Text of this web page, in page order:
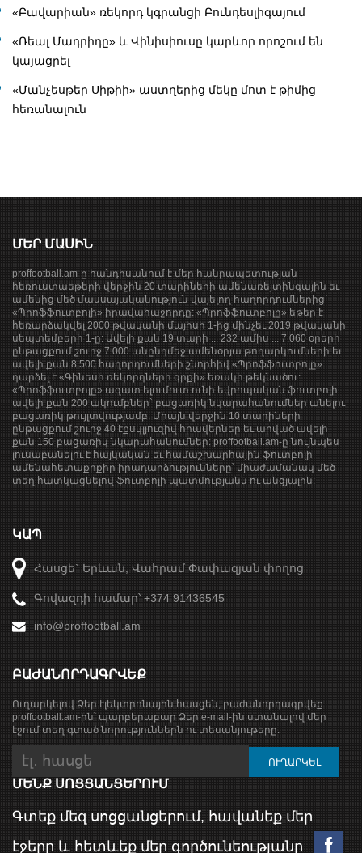
«Բավարիան» ռեկորդ կգրանցի Բունդեսլիգայում
«Ռեալ Մադրիդը» և Վինիսիուսը կարևոր որոշում են
կայացրել
«Մանչեսթեր Սիթիի» աստղերից մեկը մոտ է թիմից
հեռանալուն
ՄԵՐ ՄԱՍԻՆ
proffootball.am-ը հանդիսանում է մեր հանրապետության
հեռուստաեթերի վերջին 20 տարիների ամենառեյտինգային եւ
ամենից մեծ մասսայականություն վայելող հաղորդումներից՝
«Պրոֆֆուտբոլի» իրավահաջորդը: «Պրոֆֆուտբոլը» եթեր է
հեռարձակվել 2000 թվականի մայիսի 1-ից մինչեւ 2019 թվականի
սեպտեմբերի 1-ը: Ավելի քան 19 տարի ... 232 ամիս ... 7.060 օրերի
ընթացքում շուրջ 7.000 անընդմեջ ամենօրյա թողարկումների եւ
ավելի քան 8.500 հաղորդումների շնորհիվ «Պրոֆֆուտբոլը»
դարձել է «Գինեսի ռեկորդների գրքի» եռակի թեկնածու:
«Պրոֆֆուտբոլը» ազատ ելումուտ ունի եվրոպական ֆուտբոլի
ավելի քան 200 ակումբներ` բացառիկ նկարահանումներ անելու
բացառիկ թույլտվությամբ: Միայն վերջին 10 տարիների
ընթացքում շուրջ 40 էքսկլյուզիվ հրավերներ եւ արված ավելի
քան 150 բացառիկ նկարահանումներ: proffootball.am-ը նույնպես
լուսաբանելու է հայկական եւ համաշխարհային ֆուտբոլի
ամենահետաքրքիր իրադարձությունները՝ միաժամանակ մեծ
տեղ հատկացնելով ֆուտբոլի պատմությանն ու անցյալին:
ԿԱՊ
Հասցե` Երևան, Վահրամ Փափազյան փողոց
Գովազդի համար՝ +374 91436545
info@proffootball.am
ԲԱԺԱՆՈՐԴԱԳՐՎԵՔ
Ուղարկելով Ձեր էլեկտրոնային հասցեն, բաժանորդագրվեք
proffootball.am-ին՝ պարբերաբար Ձեր e-mail-ին ստանալով մեր
էջում տեղ գտած նորություններն ու տեսանյութերը:
ՄԵՆՔ ՍՈՑՑԱՆՑԵՐՈՒՄ
Գտեք մեզ սոցցանցերում, հավանեք մեր
էջերը և հետևեք մեր գործունեությանը